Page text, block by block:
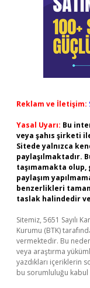
Reklam ve İletişim:
Yasal Uyarı: Bu
veya şahıs şirketi
Sitede yalnızca
paylaşılmaktadır.
taşımamakta
paylaşım
benzerlikleri
taslak halindedir
Sitemiz, 5651 Sayılı
Kurumu (BTK)
vermektedir. Bu
veya araştırma
yazdıkları içeriklerin
bu sorumluluğu kabul